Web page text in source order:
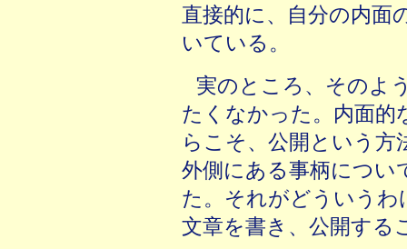
直接的に、自分の内面
いている。
実のところ、そのよ
たくなかった。内面的
らこそ、公開という
外側にある事柄につい
た。それがどういうわ
文章を書き、公開する